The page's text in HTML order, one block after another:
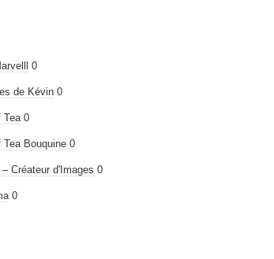
0
de Kévin 0
Tea 0
Tea Bouquine 0
Créateur d'Images 0
0